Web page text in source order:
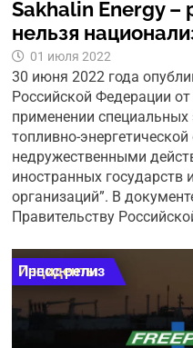
Sakhalin Energy –
нельзя
01 июля 2022
30 июня 2022 года
Российской Федерации
применении
топливно-
недружественными
иностранных
организаций”. В
Правительству
Инциденты
Пресс-релиз